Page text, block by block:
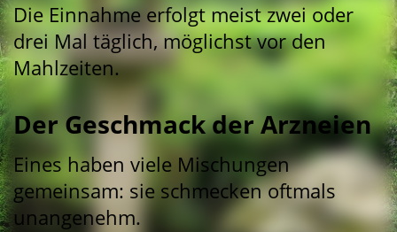
Die Einnahme erfolgt meist zwei oder
drei Mal täglich, möglichst vor den
Mahlzeiten.
Der Geschmack der Arzneien
Eines haben viele Mischungen
gemeinsam: sie schmecken oftmals
unangenehm.